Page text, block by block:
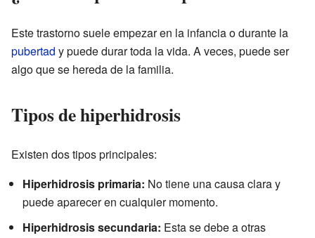
Este trastorno suele empezar en la infancia o durante la
pubertad y puede durar toda la vida. A veces, puede ser
algo que se hereda de la familia.
Tipos de hiperhidrosis
Existen dos tipos principales:
Hiperhidrosis primaria: No tiene una causa clara y
puede aparecer en cualquier momento.
Hiperhidrosis secundaria: Esta se debe a otras